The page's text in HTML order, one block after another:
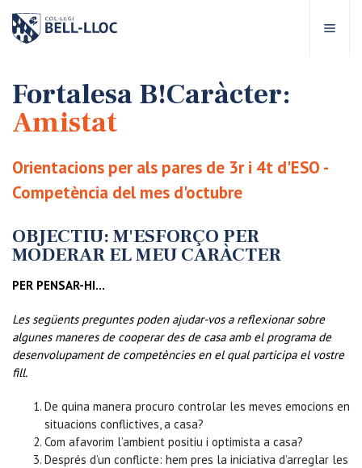
Bell-lloc
Educatiu
educatives
Escolars
Bell-lloc
Fortalesa B!Caràcter:
Amistat
Orientacions per als pares de 3r i 4t d'ESO -
Competència del mes d'octubre
OBJECTIU: M'ESFORÇO PER
MODERAR EL MEU CARÀCTER
PER PENSAR-HI…
Les següents preguntes poden ajudar-vos a reflexionar sobre
algunes maneres de cooperar des de casa amb el programa de
desenvolupament de competències en el qual participa el vostre
fill.
De quina manera procuro controlar les meves emocions en
situacions conflictives, a casa?
Com afavorim l’ambient positiu i optimista a casa?
Després d’un conflicte: hem pres la iniciativa d’arreglar les